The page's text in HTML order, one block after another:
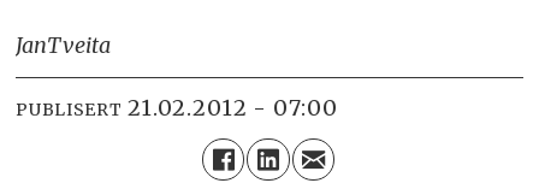
JanTveita
PUBLISERT 21.02.2012 - 07:00